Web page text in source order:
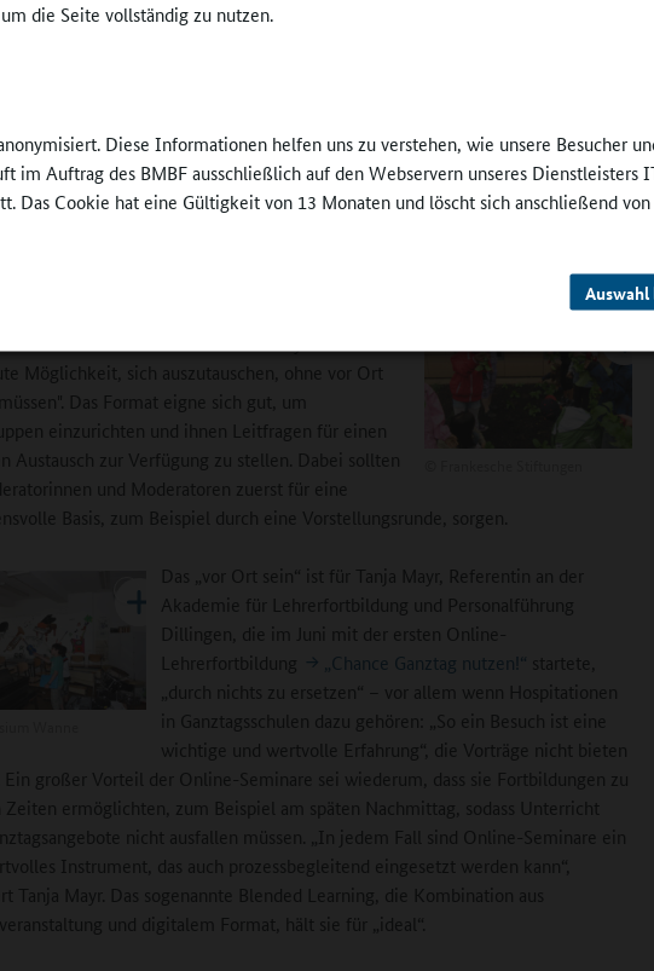
die Seite vollständig zu nutzen.
Diese Informationen helfen uns zu verstehen, wie unsere Besucher
im Auftrag des BMBF ausschließlich auf den Webservern unseres Dienstleisters
Das Cookie hat eine Gültigkeit von 13 Monaten und löscht sich anschließend
Auswahl
die „ökologischen Vorteile“, weil Anfahrten wegfallen,
weniger anstrengend, wenn er seinen Vortrag per Video hält.“ Nicht zuletzt sei
Seminar kostengünstiger, wenn Miete für Veranstaltungsräume wegfällt.
Möglichkeit, sich auszutauschen, ohne vor Ort
Das Format eigne sich gut, um
einzurichten und ihnen Leitfragen für einen
Austausch zur Verfügung zu stellen. Dabei sollten
und Moderatoren zuerst für eine
Basis, zum Beispiel durch eine Vorstellungsrunde, sorgen.
Das „vor Ort sein“ ist für Tanja Mayr, Referentin an der
Akademie für Lehrerfortbildung und Personalführung
Dillingen, die im Juni mit der ersten Online-
Lehrerfortbildung
„Chance Ganztag nutzen!“ startete,
„durch nichts zu ersetzen“ – vor allem wenn Hospitationen
in Ganztagsschulen dazu gehören: „So ein Besuch ist eine
wichtige und wertvolle Erfahrung“, die Vorträge nicht bieten
Ein großer Vorteil der Online-Seminare sei wiederum, dass sie Fortbildungen zu
Zeiten ermöglichten, zum Beispiel am späten Nachmittag, sodass Unterricht
nicht ausfallen müssen. „In jedem Fall sind Online-Seminare ein
Instrument, das auch prozessbegleitend eingesetzt werden kann“,
Tanja Mayr. Das sogenannte Blended Learning, die Kombination aus
und digitalem Format, hält sie für „ideal“.